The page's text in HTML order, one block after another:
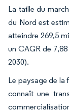
La taille du
du Nord est
atteindre 269,5
un CAGR de
2030).
Le paysage de la
connaît une